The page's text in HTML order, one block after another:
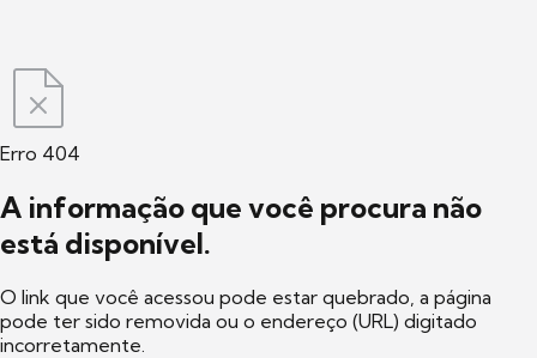
Erro 404
A informação que você procura não
está disponível.
O link que você acessou pode estar quebrado, a página
pode ter sido removida ou o endereço (URL) digitado
incorretamente.